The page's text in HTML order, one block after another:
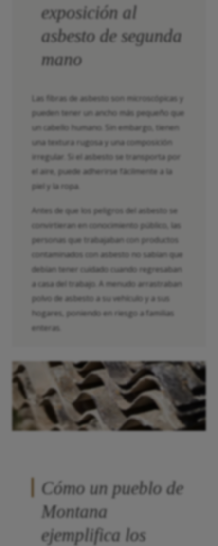
exposición al
asbesto de segunda
mano
Las fibras de asbesto son microscópicas y
pueden tener un ancho más pequeño que
un cabello humano. Sin embargo, tienen
una textura rugosa y una composición
irregular. Si el asbesto se transporta por
el aire, puede adherirse fácilmente a la
piel y la ropa.
Antes de que los peligros del asbesto se
convirtieran en conocimiento público, las
personas que trabajaban con productos
contaminados con asbesto no sabían que
debían tener cuidado cuando regresaban
a casa del trabajo. A menudo arrastraban
polvo de asbesto a su vehículo y a sus
hogares, poniendo en riesgo a familias
enteras.
Cómo un pueblo de
Montana
ejemplifica los